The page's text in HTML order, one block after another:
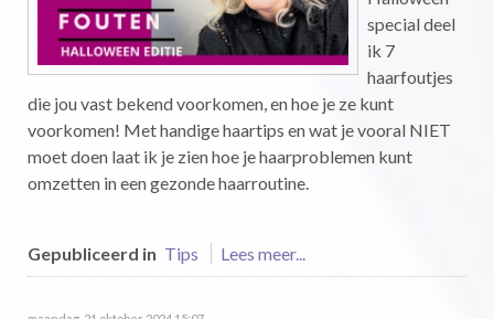
special deel
ik 7
haarfoutjes
die jou vast bekend voorkomen, en hoe je ze kunt
voorkomen! Met handige haartips en wat je vooral NIET
moet doen laat ik je zien hoe je haarproblemen kunt
omzetten in een gezonde haarroutine.
Gepubliceerd in Tips Lees meer...